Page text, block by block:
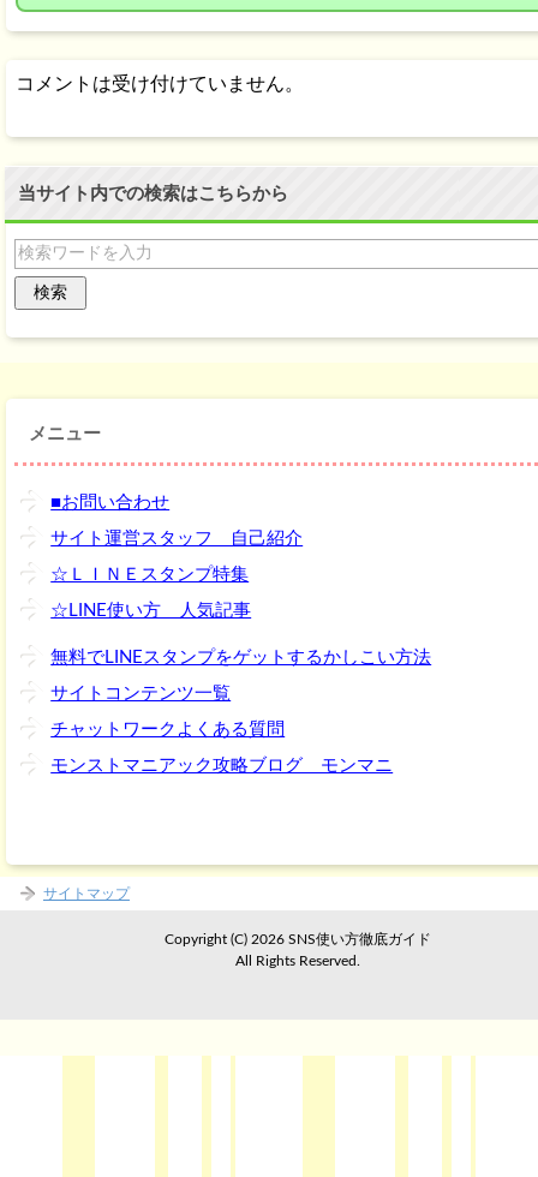
コメントは受け付けていません。
当サイト内での検索はこちらから
メニュー
■お問い合わせ
サイト運営スタッフ 自己紹介
☆ＬＩＮＥスタンプ特集
☆LINE使い方 人気記事
無料でLINEスタンプをゲットするかしこい方法
サイトコンテンツ一覧
チャットワークよくある質問
モンストマニアック攻略ブログ モンマニ
サイトマップ
Copyright (C) 2026 SNS使い方徹底ガイド
All Rights Reserved.